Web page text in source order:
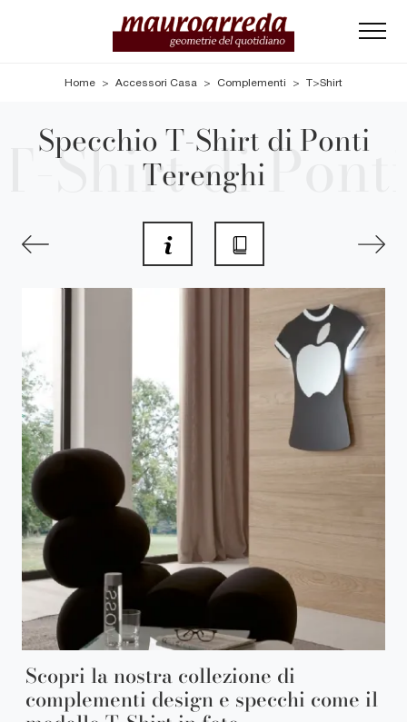
Home > Accessori Casa > Complementi > T>Shirt
Specchio T-Shirt di Ponti
Terenghi
Scopri la nostra collezione di
complementi design e specchi come il